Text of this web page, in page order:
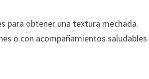
para obtener una textura mechada.
o con acompañamientos saludables